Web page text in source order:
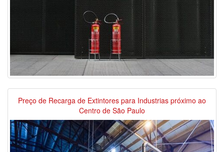
Preço de Recarga de Extintores para Industrias próximo ao
Centro de São Paulo